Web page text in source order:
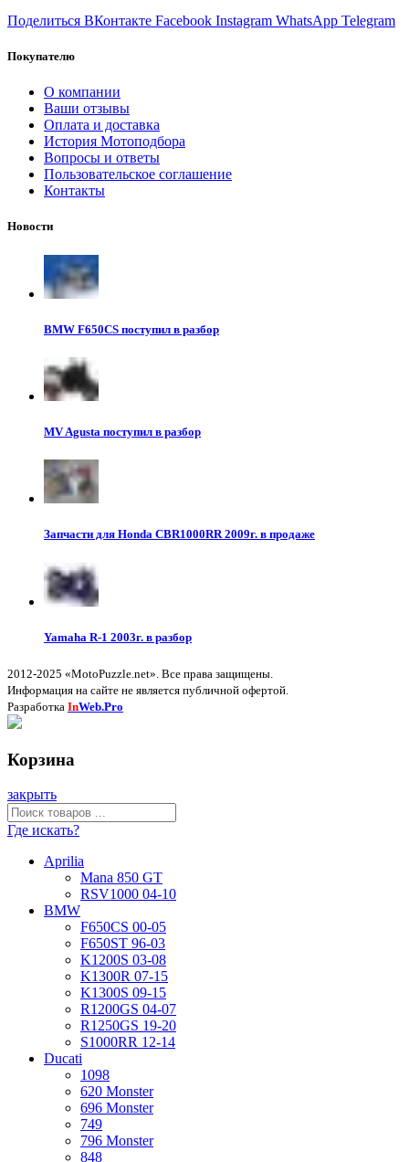
Поделиться ВКонтакте Facebook Instagram WhatsApp Telegram
Покупателю
О компании
Ваши отзывы
Оплата и доставка
История Мотоподбора
Вопросы и ответы
Пользовательское соглашение
Контакты
Новости
BMW F650CS поступил в разбор
MV Agusta поступил в разбор
Запчасти для Honda CBR1000RR 2009г. в продаже
Yamaha R-1 2003г. в разбор
2012-2025 «MotoPuzzle.net». Все права защищены.
Информация на сайте не является публичной офертой.
Разработка InWeb.Pro
Корзина
закрыть
Где искать?
Aprilia
Mana 850 GT
RSV1000 04-10
BMW
F650CS 00-05
F650ST 96-03
K1200S 03-08
K1300R 07-15
K1300S 09-15
R1200GS 04-07
R1250GS 19-20
S1000RR 12-14
Ducati
1098
620 Monster
696 Monster
749
796 Monster
848